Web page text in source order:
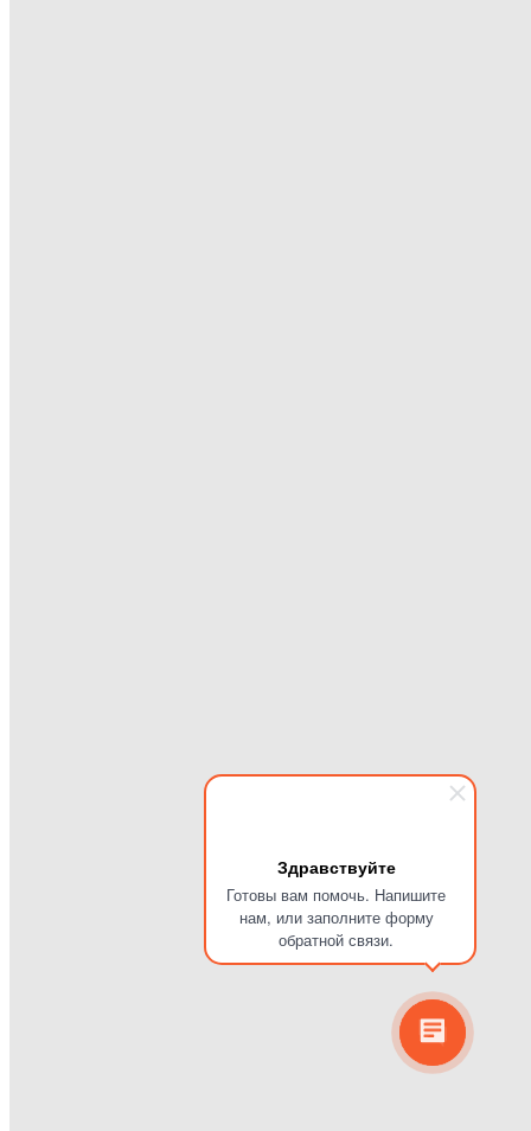
Здравствуйте
Готовы вам помочь. Напишите
нам, или заполните форму
обратной связи.